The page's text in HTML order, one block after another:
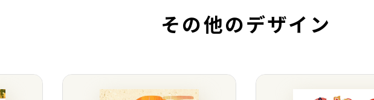
その他のデザイン